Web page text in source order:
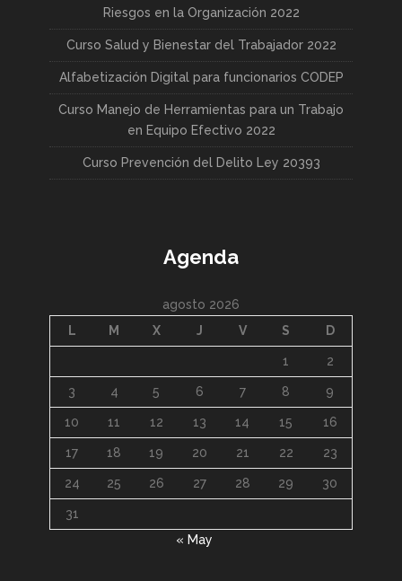
Riesgos en la Organización 2022
Curso Salud y Bienestar del Trabajador 2022
Alfabetización Digital para funcionarios CODEP
Curso Manejo de Herramientas para un Trabajo
en Equipo Efectivo 2022
Curso Prevención del Delito Ley 20393
Agenda
agosto 2026
L
M X J V S D
1 2
3 4 5 6 7 8 9
10 11 12 13 14 15 16
17 18 19 20 21 22 23
24 25 26 27 28 29 30
31
« May